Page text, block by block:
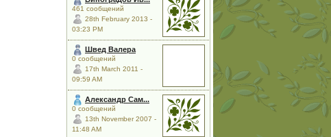
461 сообщений
28th February 2013 -
03:23 PM
Швед Валера
0 сообщений
17th March 2011 -
09:59 AM
Александр Сам...
0 сообщений
13th November 2007 -
11:48 AM